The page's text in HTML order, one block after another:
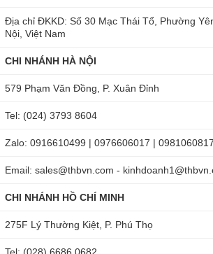
Địa chỉ ĐKKD: Số 30 Mạc Thái Tổ, Phường
Nội, Việt Nam
CHI NHÁNH HÀ NỘI
579 Phạm Văn Đồng, P. Xuân Đỉnh
Tel: (024) 3793 8604
Zalo: 0916610499 | 0976606017 |
Email: sales@thbvn.com -
CHI NHÁNH HỒ CHÍ MINH
275F Lý Thường Kiệt, P. Phú Thọ
Tel: (028) 6686 0682